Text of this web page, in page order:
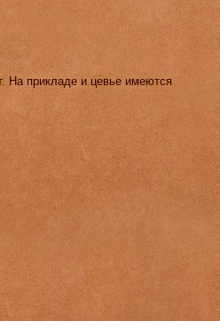
На прикладе и цевье имеются